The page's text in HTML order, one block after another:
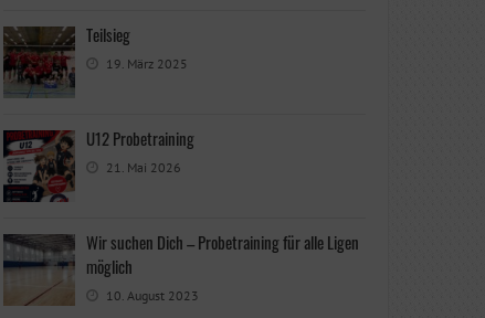
Teilsieg
19. März 2025
U12 Probetraining
21. Mai 2026
Wir suchen Dich – Probetraining für alle Ligen
möglich
10. August 2023